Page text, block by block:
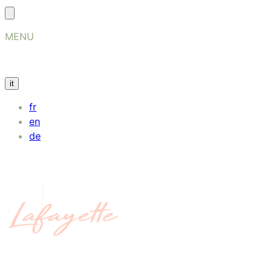
MENU
it
fr
en
de